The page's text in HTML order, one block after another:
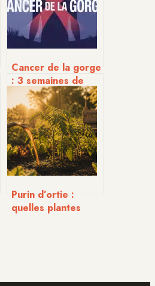
Cancer de la gorge
: 3 semaines de
symptômes
persistants pour
agir à temps
Purin d’ortie :
quelles plantes